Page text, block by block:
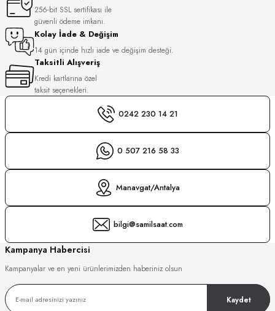
256-bit SSL sertifikası ile
güvenli ödeme imkanı.
Kolay İade & Değişim
14 gün içinde hızlı iade ve değişim desteği.
Taksitli Alışveriş
Kredi kartlarına özel
taksit seçenekleri.
0242 230 14 21
0 507 216 58 33
Manavgat/Antalya
bilgi@samilsaat.com
Kampanya Habercisi
Kampanyalar ve en yeni ürünlerimizden haberiniz olsun
Kaydet